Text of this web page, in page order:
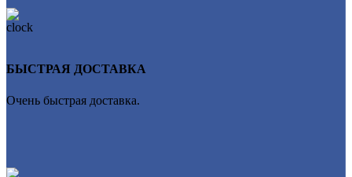
БЫСТРАЯ ДОСТАВКА
Очень быстрая доставка.